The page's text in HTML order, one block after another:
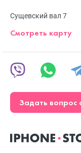
Сущевский вал 7
Смотреть карту
Задать вопрос